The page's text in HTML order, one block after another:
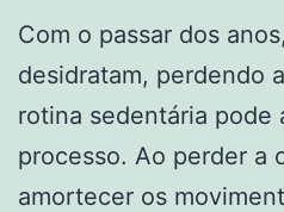
Com o passar dos
desidratam, perdendo
rotina sedentária pode
processo. Ao perder a
amortecer os